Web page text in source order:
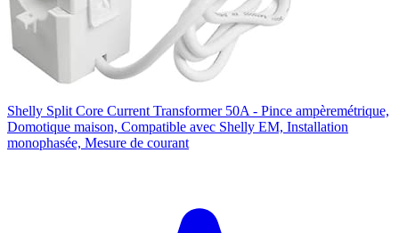
Shelly Split Core Current Transformer 50A - Pince ampèremétrique,
Domotique maison, Compatible avec Shelly EM, Installation
monophasée, Mesure de courant